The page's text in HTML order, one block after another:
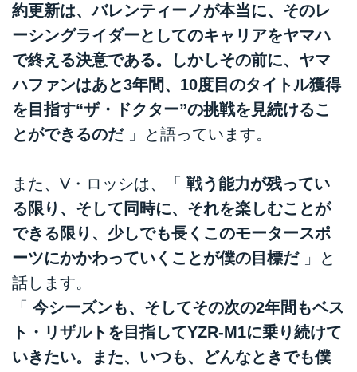
約更新は、バレンティーノが本当に、そのレ
ーシングライダーとしてのキャリアをヤマハ
で終える決意である。しかしその前に、ヤマ
ハファンはあと3年間、10度目のタイトル獲得
を目指す“ザ・ドクター”の挑戦を見続けるこ
とができるのだ」と語っています。
また、V・ロッシは、「 戦う能力が残ってい
る限り、そして同時に、それを楽しむことが
できる限り、少しでも長くこのモータースポ
ーツにかかわっていくことが僕の目標だ」と
話します。
「 今シーズンも、そしてその次の2年間もベス
ト・リザルトを目指してYZR-M1に乗り続けて
いきたい。また、いつも、どんなときでも僕